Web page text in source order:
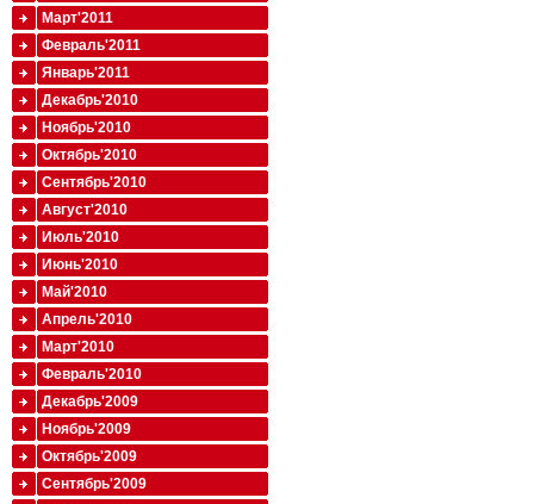
Март'2011
Февраль'2011
Январь'2011
Декабрь'2010
Ноябрь'2010
Октябрь'2010
Сентябрь'2010
Август'2010
Июль'2010
Июнь'2010
Май'2010
Апрель'2010
Март'2010
Февраль'2010
Декабрь'2009
Ноябрь'2009
Октябрь'2009
Сентябрь'2009